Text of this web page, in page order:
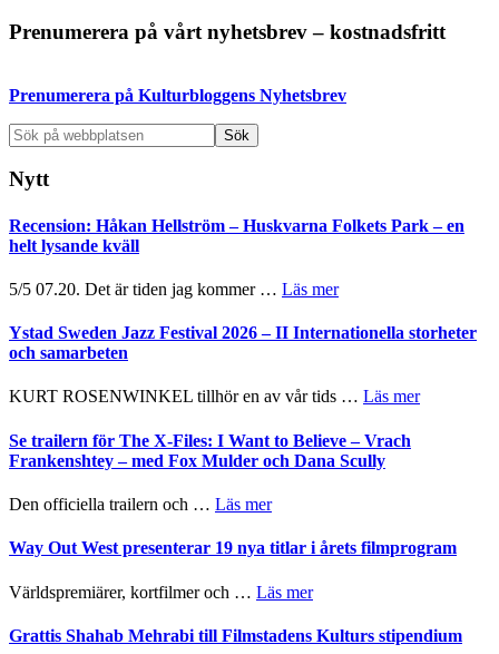
Primärt
Prenumerera på vårt nyhetsbrev – kostnadsfritt
Prenumerera på Kulturbloggens Nyhetsbrev
Sök
på
webbplatsen
Nytt
Recension: Håkan Hellström – Huskvarna Folkets Park – en
helt lysande kväll
5/5 07.20. Det är tiden jag kommer … Läs merom
Håkan
Huskvarna
Folkets
–
en
Ystad Sweden Jazz Festival 2026 – II Internationella storheter
och samarbeten
KURT ROSENWINKEL tillhör en av vår tids … Läs merom
Se trailern för The X-Files: I Want to Believe – Vrach
Frankenshtey – med Fox Mulder och Dana Scully
Den officiella trailern och … Läs merom
trailern
The
X-
I
Way Out West presenterar 19 nya titlar i årets filmprogram
Världspremiärer, kortfilmer och … Läs merom
Out
Grattis Shahab Mehrabi till Filmstadens Kulturs stipendium